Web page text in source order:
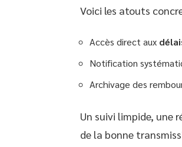
Voici les atouts
Accès direct aux
Notification
Archivage des
Un suivi limpide, une
de la bonne